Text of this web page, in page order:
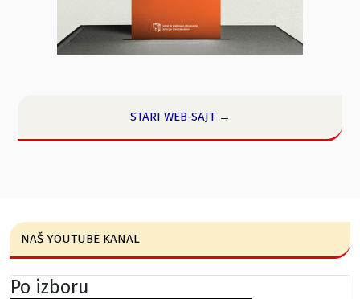
STARI WEB-SAJT →
NAŠ YOUTUBE KANAL
Po izboru